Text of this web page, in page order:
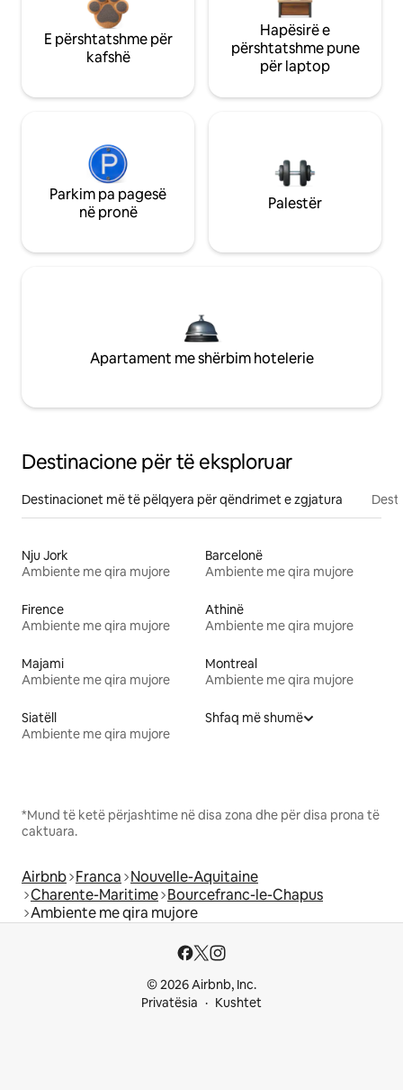
E përshtatshme për
kafshë
Hapësirë e
përshtatshme pune
për laptop
Parkim pa pagesë
në pronë
Palestër
Apartament me shërbim hotelerie
Destinacione për të eksploruar
Destinacionet më të pëlqyera për qëndrimet e zgjatura
Nju Jork
Ambiente me qira mujore
Barcelonë
Ambiente me qira mujore
Firence
Ambiente me qira mujore
Athinë
Ambiente me qira mujore
Majami
Ambiente me qira mujore
Montreal
Ambiente me qira mujore
Siatëll
Ambiente me qira mujore
Shfaq më shumë
*Mund të ketë përjashtime në disa zona dhe për disa prona të
caktuara.
Airbnb Franca Nouvelle-Aquitaine
Charente-Maritime Bourcefranc-le-Chapus
Ambiente me qira mujore
© 2026 Airbnb, Inc.
Privatësia
Kushtet